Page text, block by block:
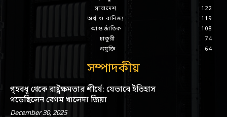
সারাদেশ
122
অর্থ ও বানিজ্য
119
আন্তর্জাতিক
108
চাকুরী
74
প্রযুক্তি
64
সম্পাদকীয়
গৃহবধূ থেকে রাষ্ট্রক্ষমতার শীর্ষে: যেভাবে ইতিহাস
গড়েছিলেন বেগম খালেদা জিয়া
December 30, 2025